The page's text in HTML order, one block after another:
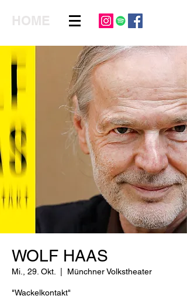
HOME
WOLF HAAS
Mi., 29. Okt. Münchner Volkstheater
"Wackelkontakt"